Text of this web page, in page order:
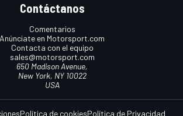
Contáctanos
Comentarios
Anúnciate en Motorsport.com
Contacta con el equipo
sales@motorsport.com
650 Madison Avenue,
New York, NY 10022
USA
Política de cookiesPolítica de Privacidad